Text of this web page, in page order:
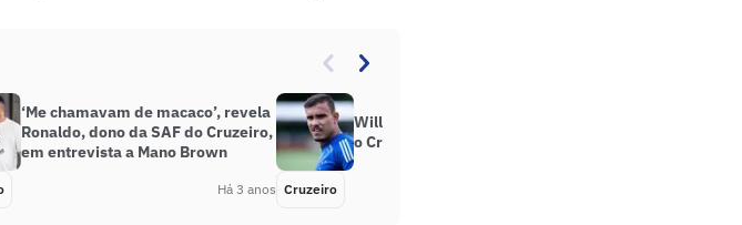
‘Me chamavam de macaco’, revela
Ronaldo, dono da SAF do Cruzeiro,
em entrevista a Mano Brown
Há 3 anos
William Pottker tem rescisão com
o Cruzeiro publicada no BID
Cruzeiro